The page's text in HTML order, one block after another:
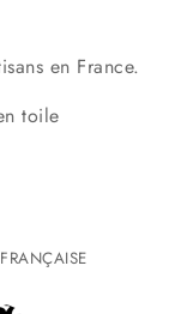
en France.
toile